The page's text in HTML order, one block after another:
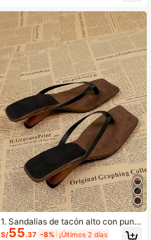
1. Sandalias de tacón alto con punt
a cuadrada, sandalias de cuña casu
S/55.37 -8% ¡Últimos 2 días